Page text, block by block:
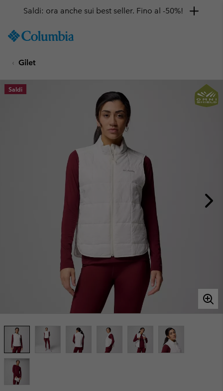
TO
SKIP
MAIN
NAV
Saldi: ora anche sui best seller. Fino al -50%!
Gilet
Saldi